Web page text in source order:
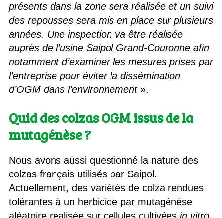
présents dans la zone sera réalisée et un suivi
des repousses sera mis en place sur plusieurs
années. Une inspection va être réalisée
auprès de l’usine Saipol Grand-Couronne afin
notamment d’examiner les mesures prises par
l’entreprise pour éviter la dissémination
d’OGM dans l’environnement».
Quid des colzas OGM issus de la
mutagénèse ?
Nous avons aussi questionné la nature des
colzas français utilisés par Saipol.
Actuellement, des variétés de colza rendues
tolérantes à un herbicide par mutagénèse
aléatoire réalisée sur cellules cultivées in vitro,